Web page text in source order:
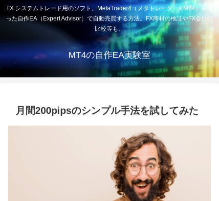
FX システムトレード用のソフト、MetaTrader4（メタトレーダー4,MT4）を使
った自作EA（Expert Advisor）で自動売買する方法。FX商材の検証やFX会社の
比較等も。
MT4の自作EA実験室
月間200pipsのシンプル手法を試してみた